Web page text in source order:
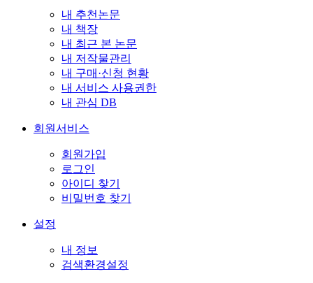
내 추천논문
내 책장
내 최근 본 논문
내 저작물관리
내 구매·신청 현황
내 서비스 사용권한
내 관심 DB
회원서비스
회원가입
로그인
아이디 찾기
비밀번호 찾기
설정
내 정보
검색환경설정